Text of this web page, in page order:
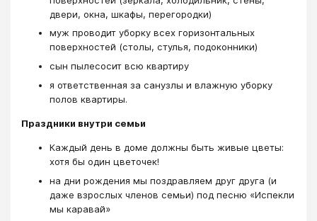
двери, окна, шкафы, перегородки)
муж проводит уборку всех горизонтальных
поверхностей (столы, стулья, подоконники)
сын пылесосит всю квартиру
я ответственная за санузлы и влажную уборку
полов квартиры.
Праздники внутри семьи
Каждый день в доме должны быть живые цветы:
хотя бы один цветочек!
на дни рождения мы поздравляем друг друга (и
даже взрослых членов семьи) под песню «Испекли
мы каравай»